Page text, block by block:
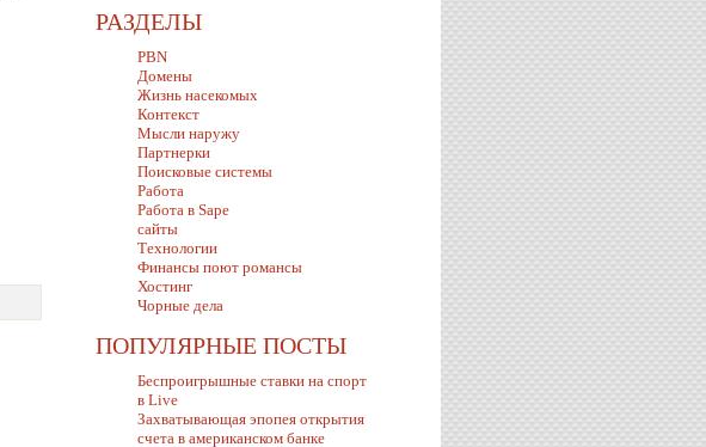
РАЗДЕЛЫ
PBN
Домены
Жизнь насекомых
Контекст
Мысли наружу
Партнерки
Поисковые системы
Работа
Работа в Sape
сайты
Технологии
Финансы поют романсы
Хостинг
Чорные дела
ПОПУЛЯРНЫЕ ПОСТЫ
Беспроигрышные ставки на спорт
в Live
Захватывающая эпопея открытия
счета в американском банке